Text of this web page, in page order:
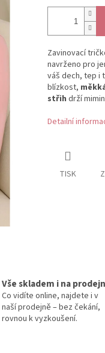
Zavinovací
navrženo pro
váš dech, tep i
blízkost,
střih drží
Detailní
TISK
Vše skladem i na
Co vidíte online, najdete i v
naší prodejně – bez čekání,
rovnou k vyzkoušení.